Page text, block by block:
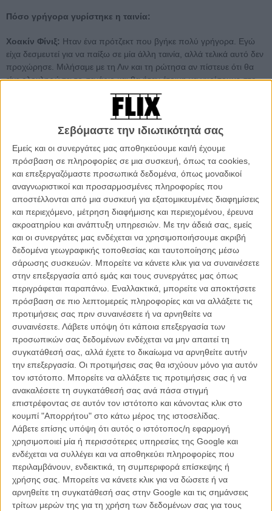
Σεβόμαστε την ιδιωτικότητά σας
Εμείς και οι συνεργάτες μας αποθηκεύουμε και/ή έχουμε
πρόσβαση σε πληροφορίες σε μια συσκευή, όπως τα cookies,
και επεξεργαζόμαστε προσωπικά δεδομένα, όπως μοναδικοί
αναγνωριστικοί και προσαρμοσμένες πληροφορίες που
αποστέλλονται από μια συσκευή για εξατομικευμένες διαφημίσεις
και περιεχόμενο, μέτρηση διαφήμισης και περιεχομένου, έρευνα
ακροατηρίου και ανάπτυξη υπηρεσιών. Με την άδειά σας, εμείς
και οι συνεργάτες μας ενδέχεται να χρησιμοποιήσουμε ακριβή
δεδομένα γεωγραφικής τοποθεσίας και ταυτοποίησης μέσω
σάρωσης συσκευών. Μπορείτε να κάνετε κλικ για να συναινέσετε
στην επεξεργασία από εμάς και τους συνεργάτες μας όπως
περιγράφεται παραπάνω. Εναλλακτικά, μπορείτε να αποκτήσετε
πρόσβαση σε πιο λεπτομερείς πληροφορίες και να αλλάξετε τις
προτιμήσεις σας πριν συναινέσετε ή να αρνηθείτε να
συναινέσετε. Λάβετε υπόψη ότι κάποια επεξεργασία των
προσωπικών σας δεδομένων ενδέχεται να μην απαιτεί τη
συγκατάθεσή σας, αλλά έχετε το δικαίωμα να αρνηθείτε αυτήν
την επεξεργασία. Οι προτιμήσεις σας θα ισχύουν μόνο για αυτόν
τον ιστότοπο. Μπορείτε να αλλάξετε τις προτιμήσεις σας ή να
ανακαλέσετε τη συγκατάθεσή σας ανά πάσα στιγμή
επιστρέφοντας σε αυτόν τον ιστότοπο και κάνοντας κλικ στο
κουμπί "Απορρήτου" στο κάτω μέρος της ιστοσελίδας.
Λάβετε επίσης υπόψη ότι αυτός ο ιστότοπος/η εφαρμογή
χρησιμοποιεί μία ή περισσότερες υπηρεσίες της Google και
ενδέχεται να συλλέγει και να αποθηκεύει πληροφορίες που
περιλαμβάνουν, ενδεικτικά, τη συμπεριφορά επίσκεψης ή
χρήσης σας. Μπορείτε να κάνετε κλικ για να δώσετε ή να
αρνηθείτε τη συγκατάθεσή σας στην Google και τις σημάνσεις
τρίτων μερών της για τη χρήση των δεδομένων σας για τους
Πόσο γρήγορα γυρίστηκε η ταινία:
Χοακίν Φίνιξ: Ηταν ένα πρότζεκτ που βγήκε πολύ γρήγορα. Εγώ
είχα δεσμευτεί για να παίξω σε μία άλλη ταινία, αλλά τελικά αυτό δεν
προχώρησε. Μιλήσαμε με τη Λιν και τη ρώτησα αν πίστευε ότι θα
είχε ολοκληρώσει το σενάριο και θα ήταν έτοιμη να γυρίσουμε στο
επόμενο δίμηνο. Μου απάντησε καταφατικά και, δεν ξέρω πώς, τα
κατάφερε. Είναι καταπληκτική!»
To 70ό Φεστιβάλ Καννών διεξάγεται φέτος από τις 17 μέχρι και
λεπτό για όσα θα συμβούν εντός και εκτός των σκοτεινών
αιθουσών. Διαβάστε περισσότερα στο ειδικό του τμήμα,
αφιερωμένο στο Φεστιβάλ Καννών, που ανανεώνεται
συνεχώς.